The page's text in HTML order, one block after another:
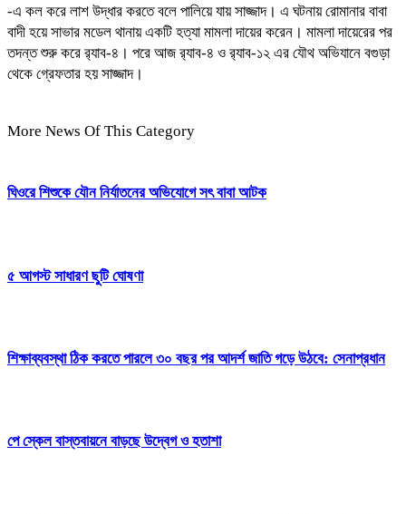
-এ কল করে লাশ উদ্ধার করতে বলে পালিয়ে যায় সাজ্জাদ। এ ঘটনায় রোমানার বাবা
বাদী হয়ে সাভার মডেল থানায় একটি হত্যা মামলা দায়ের করেন। মামলা দায়েরের পর
তদন্ত শুরু করে র‍্যাব-৪। পরে আজ র‍্যাব-৪ ও র‍্যাব-১২ এর যৌথ অভিযানে বগুড়া
থেকে গ্রেফতার হয় সাজ্জাদ।
More News Of This Category
ঘিওরে শিশুকে যৌন নির্যাতনের অভিযোগে সৎ বাবা আটক
৫ আগস্ট সাধারণ ছুটি ঘোষণা
শিক্ষাব্যবস্থা ঠিক করতে পারলে ৩০ বছর পর আদর্শ জাতি গড়ে উঠবে: সেনাপ্রধান
পে স্কেল বাস্তবায়নে বাড়ছে উদ্বেগ ও হতাশা